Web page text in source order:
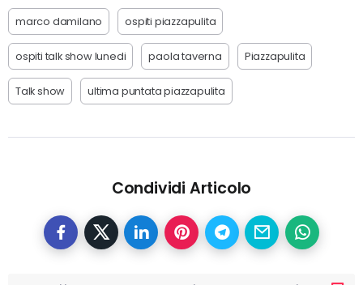
marco damilano ospiti piazzapulita
ospiti talk show lunedi paola taverna Piazzapulita
Talk show ultima puntata piazzapulita
Condividi Articolo